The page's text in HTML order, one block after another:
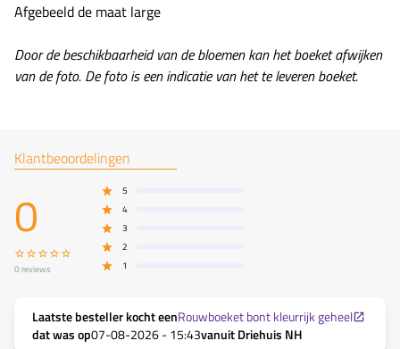
Afgebeeld de maat large
Door de beschikbaarheid van de bloemen kan het boeket afwijken
van de foto. De foto is een indicatie van het te leveren boeket.
Klantbeoordelingen
0
0 reviews
5
4
3
2
1
Laatste besteller kocht eenRouwboeket bont kleurrijk geheel
dat was op07-08-2026 - 15:43vanuitDriehuis NH